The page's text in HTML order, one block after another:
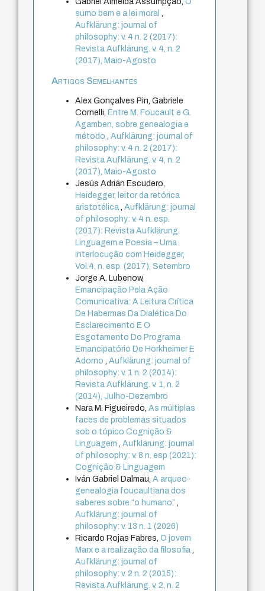
sumo bem e a lei moral,
Aufklärung: journal of
philosophy: v. 4 n. 2 (2017):
Revista Aufklärung. v. 4, n. 2
(2017), Maio-Agosto
Artigos Semelhantes
Alex Gonçalves Pin, Gabriele
Cornelli, Entre M. Foucault e G.
Agamben, sobre genealogia e
método,Aufklärung: journal of
philosophy: v. 4 n. 2 (2017):
Revista Aufklärung. v. 4, n. 2
(2017), Maio-Agosto
Jesús Adrián Escudero,
Heidegger, leitor da retórica
aristotélica,Aufklärung: journal
of philosophy: v. 4 n. esp.
(2017): Revista Aufklärung.
Linguagem e Poesia – Uma
interlocução com Heidegger,
Vol.4, n. esp. (2017), Setembro
Jorge A. Lubenow,
Emancipação Pela Ação
Comunicativa: A Leitura Crítica
De Habermas Da Dialética Do
Esclarecimento E O
Esgotamento Do Programa
Emancipatório De Horkheimer E
Adorno,Aufklärung: journal of
philosophy: v. 1 n. 2 (2014):
Revista Aufklärung. v. 1, n. 2
(2014), Julho-Dezembro
Nara M. Figueiredo,As múltiplas
faces de problemas situados
sob o tópico Cognição &
Linguagem,Aufklärung: journal
of philosophy: v. 8 n. esp (2021):
Cognição & Linguagem
Iván Gabriel Dalmau,A arqueo-
genealogia foucaultiana dos
saberes sobre “o humano”,
Aufklärung: journal of
philosophy: v. 13 n. 1 (2026)
Ricardo Rojas Fabres,O jovem
Marx e a realização da filosofia,
Aufklärung: journal of
philosophy: v. 2 n. 2 (2015):
Revista Aufklärung. v. 2, n. 2